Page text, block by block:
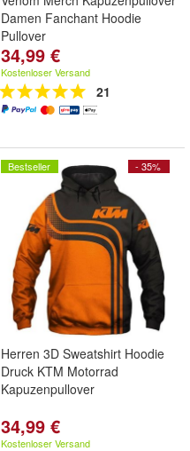
Damen Fanchant Hoodie
Pullover
34,99 €
Kostenloser Versand
21
- 35%
Bestseller
Herren 3D Sweatshirt Hoodie
Druck KTM Motorrad
Kapuzenpullover
34,99 €
Kostenloser Versand